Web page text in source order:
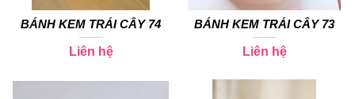
BÁNH KEM TRÁI CÂY 74
Liên hệ
BÁNH KEM TRÁI CÂY 73
Liên hệ